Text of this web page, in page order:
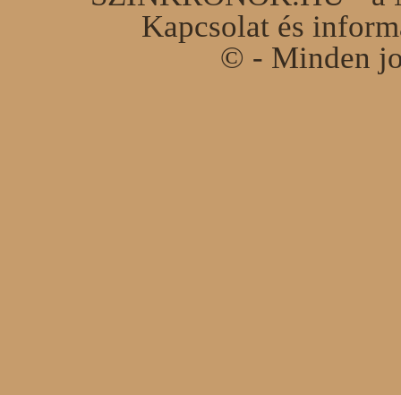
Kapcsolat és
© - Minden